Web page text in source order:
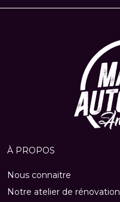
À PROPOS
Nous connaitre
Notre atelier de rénovation